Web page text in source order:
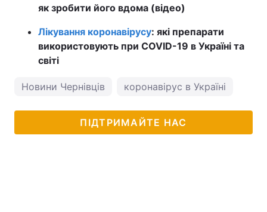
як зробити його вдома (відео)
Лікування коронавірусу: які препарати
використовують при COVID-19 в Україні та
світі
Новини Чернівців коронавірус в Україні
ПІДТРИМАЙТЕ НАС